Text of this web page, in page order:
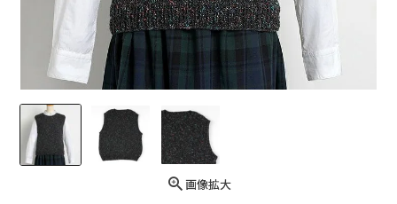
画像拡大